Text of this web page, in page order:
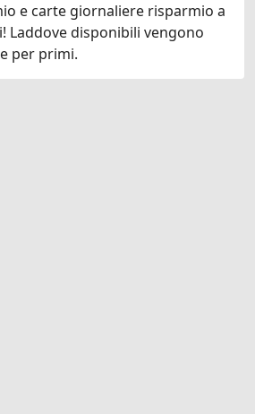
e carte giornaliere risparmio a
Laddove disponibili vengono
per primi.